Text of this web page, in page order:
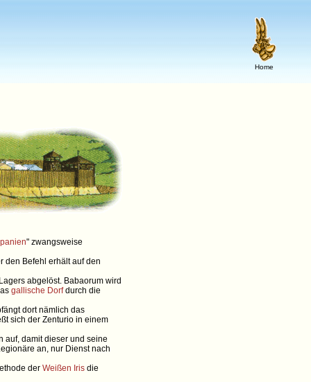
Home
" zwangsweise
den Befehl erhält auf den
abgelöst. Babaorum wird
gallische Dorfdurch die
dort nämlich das
sich der Zenturio in einem
auf, damit dieser und seine
an, nur Dienst nach
der Weißen Iris die